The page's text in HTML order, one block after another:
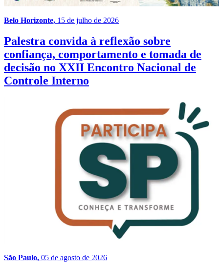
Belo Horizonte, 15 de julho de 2026
Palestra convida à reflexão sobre
confiança, comportamento e tomada de
decisão no XXII Encontro Nacional de
Controle Interno
São Paulo, 05 de agosto de 2026